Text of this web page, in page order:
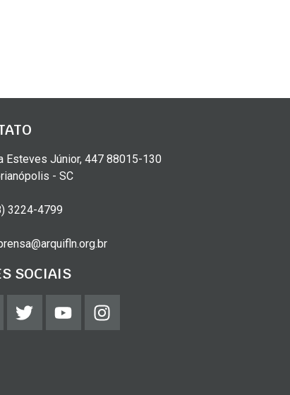
Esteves Júnior, 447 88015-130
- SC
3224-4799
SOCIAIS